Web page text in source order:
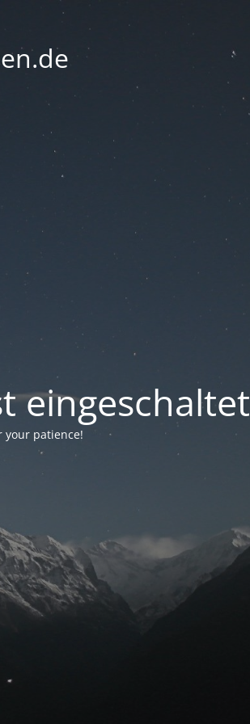
eingeschaltet
your patience!